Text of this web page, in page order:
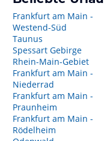
Frankfurt am Main -
Westend-Süd
Taunus
Spessart Gebirge
Rhein-Main-Gebiet
Frankfurt am Main -
Niederrad
Frankfurt am Main -
Praunheim
Frankfurt am Main -
Rödelheim